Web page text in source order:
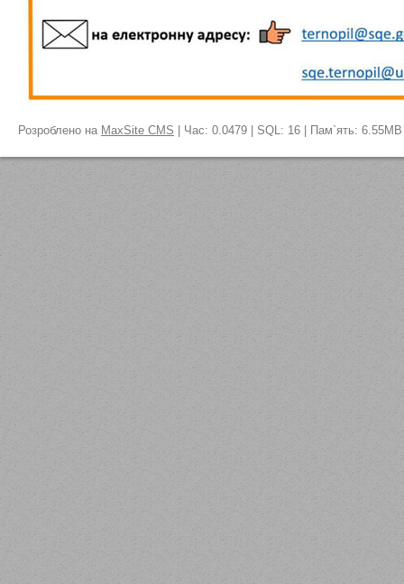
Розроблено на MaxSite CMS | Час: 0.0479 | SQL: 16 | Пам`ять: 6.55MB